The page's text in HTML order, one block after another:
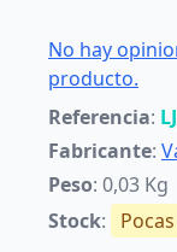
No hay
producto.
Referencia:
Fabricante:
Peso: 0,03 Kg
Stock: